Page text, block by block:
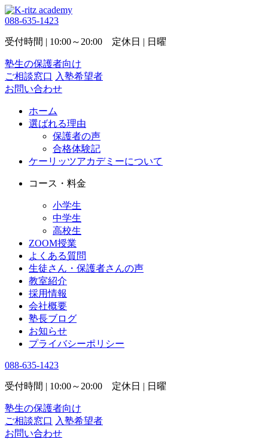
088-635-1423
受付時間 | 10:00～20:00 定休日 | 日曜
塾生の保護者向け
ご相談窓口 入塾希望者
お問い合わせ
ホーム
選ばれる理由
保護者の声
合格体験記
ケーリッツアカデミーについて
コース・料金
小学生
中学生
高校生
ZOOM授業
よくある質問
生徒さん・保護者さんの声
教室紹介
採用情報
会社概要
塾長ブログ
お知らせ
プライバシーポリシー
088-635-1423
受付時間 | 10:00～20:00 定休日 | 日曜
塾生の保護者向け
ご相談窓口 入塾希望者
お問い合わせ